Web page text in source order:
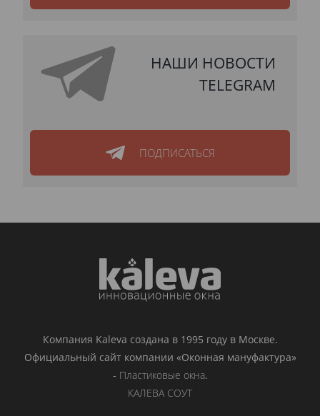
НАШИ НОВОСТИ
TELEGRAM
ПОДПИСАТЬСЯ
Компания Kaleva создана в 1995 году в Москве.
Официальный сайт компании «Оконная мануфактура»
- Пластиковые окна.
КАЛЕВА СОУТ